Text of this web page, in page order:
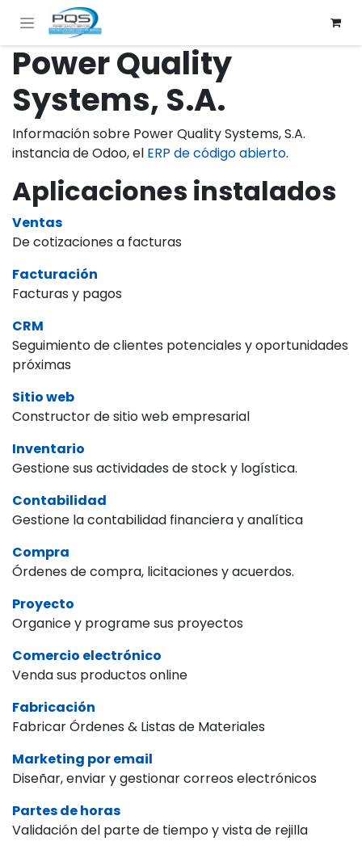
Ir al contenido
Power Quality
Systems, S.A.
Información sobre Power Quality Systems, S.A.
instancia de Odoo, el ERP de código abierto.
Aplicaciones instalados
Ventas
De cotizaciones a facturas
Facturación
Facturas y pagos
CRM
Seguimiento de clientes potenciales y oportunidades
próximas
Sitio web
Constructor de sitio web empresarial
Inventario
Gestione sus actividades de stock y logística.
Contabilidad
Gestione la contabilidad financiera y analítica
Compra
Órdenes de compra, licitaciones y acuerdos.
Proyecto
Organice y programe sus proyectos
Comercio electrónico
Venda sus productos online
Fabricación
Fabricar Órdenes & Listas de Materiales
Marketing por email
Diseñar, enviar y gestionar correos electrónicos
Partes de horas
Validación del parte de tiempo y vista de rejilla